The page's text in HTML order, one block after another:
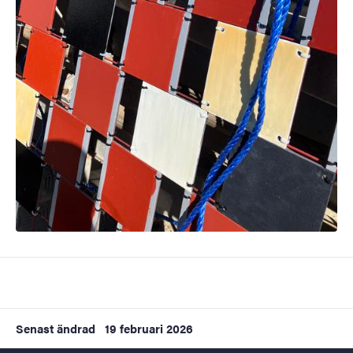
Senast ändrad 19 februari 2026